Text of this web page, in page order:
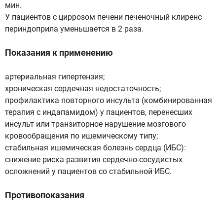
мин.
У пациентов с циррозом печени печеночный клиренс
периндоприла уменьшается в 2 раза.
Показания к применению
артериальная гипертензия;
хроническая сердечная недостаточность;
профилактика повторного инсульта (комбинированная
терапия с индапамидом) у пациентов, перенесших
инсульт или транзиторное нарушение мозгового
кровообращения по ишемическому типу;
стабильная ишемическая болезнь сердца (ИБС):
снижение риска развития сердечно-сосудистых
осложнений у пациентов со стабильной ИБС.
Противопоказания